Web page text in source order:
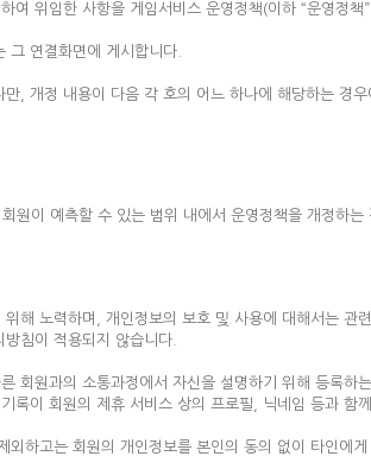
위임한 사항을 게임서비스 운영정책(이하 “운영정책
연결화면에 게시합니다.
, 개정 내용이 다음 각 호의 어느 하나에 해당하는 경우
원이 예측할 수 있는 범위 내에서 운영정책을 개정하는
해 노력하며, 개인정보의 보호 및 사용에 대해서는 관
침이 적용되지 않습니다.
회원과의 소통과정에서 자신을 설명하기 위해 등록하
록이 회원의 제휴 서비스 상의 프로필, 닉네임 등과 함
하고는 회원의 개인정보를 본인의 동의 없이 타인에게